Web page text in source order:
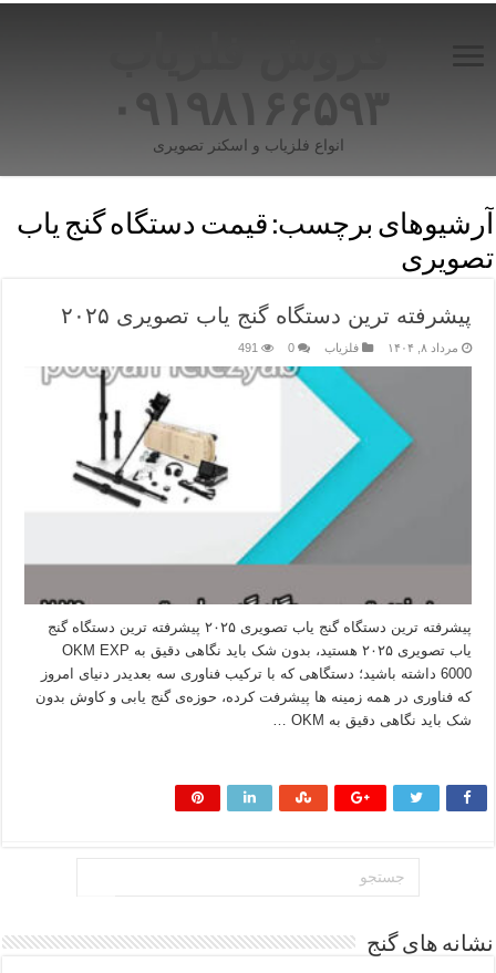
۰۹۱۹۸۱۶۶۵۹۳
انواع فلزیاب و اسکنر تصویری
آرشیوهای برچسب: قیمت دستگاه گنج یاب
تصویری
پیشرفته ترین دستگاه گنج یاب تصویری ۲۰۲۵
مرداد ۸, ۱۴۰۴ فلزیاب 0
491
پیشرفته ترین دستگاه گنج یاب تصویری ۲۰۲۵ پیشرفته ترین دستگاه گنج
یاب تصویری ۲۰۲۵ هستید، بدون شک باید نگاهی دقیق به OKM EXP
6000 داشته باشید؛ دستگاهی که با ترکیب فناوری سه‌ بعدیدر دنیای امروز
که فناوری در همه زمینه‌ ها پیشرفت کرده، حوزه‌ی گنج‌ یابی و کاوش بدون
شک باید نگاهی دقیق به OKM …
نشانه های گنج